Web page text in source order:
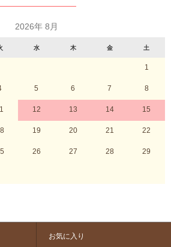
2026年 8月
水 木 金 土
1
5 6 7 8
12 13 14 15
19 20 21 22
26 27 28 29
お気に入り